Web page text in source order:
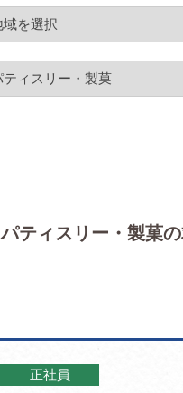
パティスリー・製菓
正社員